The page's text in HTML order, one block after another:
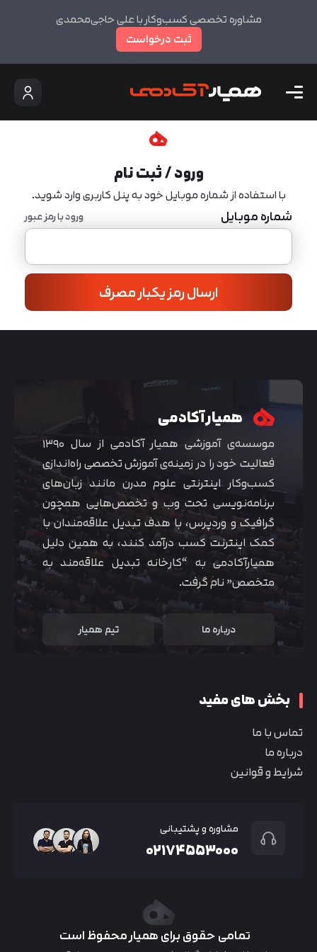
مشاوره تخصصی کسب‌وکار با علی حاجی‌محمدی
ثبت درخواست
ورود / ثبت نام
با استفاده از شماره موبایل خود به پنل کاربری وارد شوید.
شماره موبایل ورود با رمز عبور
ارسال رمز یکبار مصرف
همیار آکادمی
موسسه‌ی آموزشی همیار آکادمی از سال ۱۳۹۰
فعالیت خود را در زمینه‌ی آموزش تخصصی راه‌اندازی
کسب‌و‌کار اینترنتی علوم مدرن مانند زبان‌های
برنامه‌نویسی تحت وب و تخصص‌هایی همچون
گرافیک و وردپرس، با هدف تبدیل علاقه‌مندان با
کمک اینترنت کسب درآمد کنند، به همین دلیل
همیارآکادمی به “کارخانه تبدیل علاقه‌مند به
متخصص” نام گرفت.
درباره ما تیم همیار
بخش های مفید
تماس با ما
درباره ما
شرایط و قوانین
مشاوره و پشتیبانی
۰۲۱۷۴۵۵۳۰۰۰
تمامی حقوق برای همیار محفوظ است
متوجه شدم